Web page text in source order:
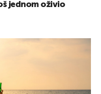
jednom oživio